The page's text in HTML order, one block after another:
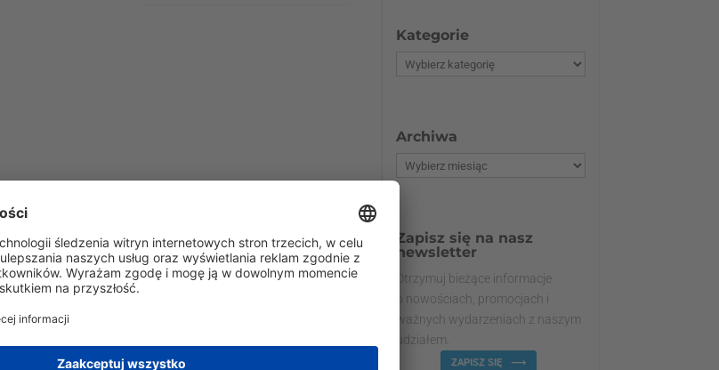
Kategorie
Archiwa
Zapisz się na nasz
newsletter
Otrzymuj bieżące informacje
o nowościach, promocjach i
ważnych wydarzeniach z naszym
udziałem.
ZAPISZ SIĘ